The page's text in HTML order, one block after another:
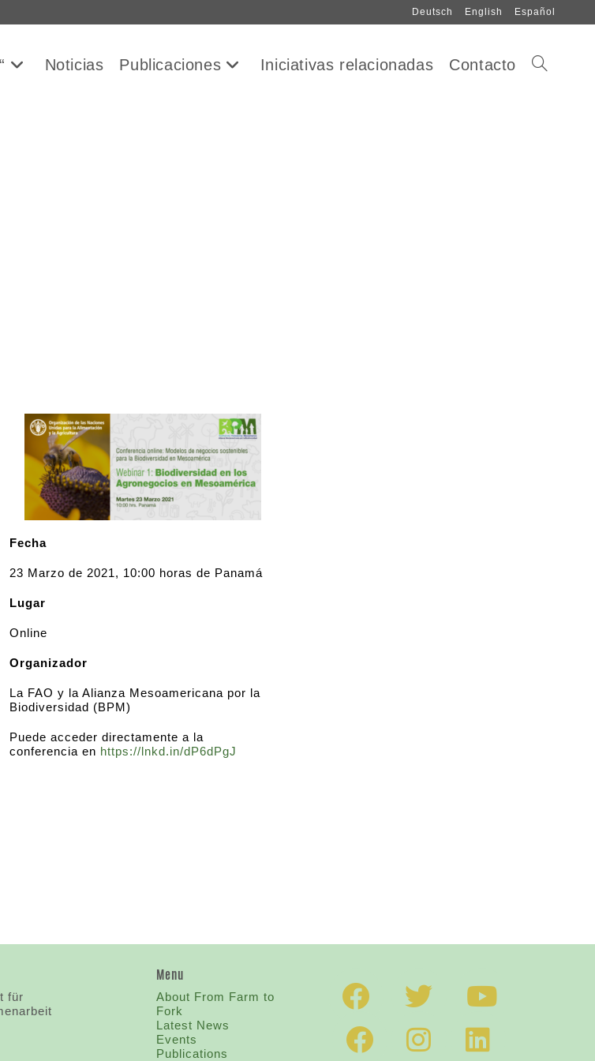
Deutsch English Español
Noticias Publicaciones Iniciativas relacionadas Contacto
Fecha
23 Marzo de 2021, 10:00 horas de Panamá
Lugar
Online
Organizador
La FAO y la Alianza Mesoamericana por la
Biodiversidad (BPM)
Puede acceder directamente a la
conferencia en https://lnkd.in/dP6dPgJ
für
Menu
About From Farm to
Fork
Latest News
Events
Publications